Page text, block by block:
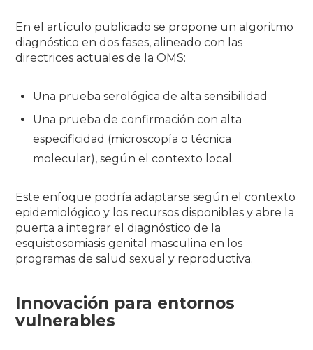
En el artículo publicado se propone un algoritmo
diagnóstico en dos fases, alineado con las
directrices actuales de la OMS:
Una prueba serológica de alta sensibilidad
Una prueba de confirmación con alta
especificidad (microscopía o técnica
molecular), según el contexto local.
Este enfoque podría adaptarse según el contexto
epidemiológico y los recursos disponibles y abre la
puerta a integrar el diagnóstico de la
esquistosomiasis genital masculina en los
programas de salud sexual y reproductiva.
Innovación para entornos
vulnerables